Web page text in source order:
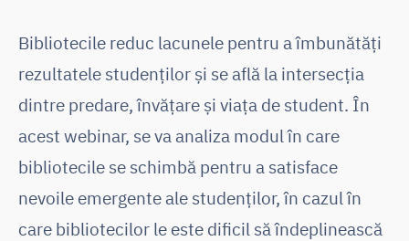
Bibliotecile reduc lacunele pentru a îmbunătăți
rezultatele studenților și se află la intersecția
dintre predare, învățare și viața de student. În
acest webinar, se va analiza modul în care
bibliotecile se schimbă pentru a satisface
nevoile emergente ale studenților, în cazul în
care bibliotecilor le este dificil să îndeplinească